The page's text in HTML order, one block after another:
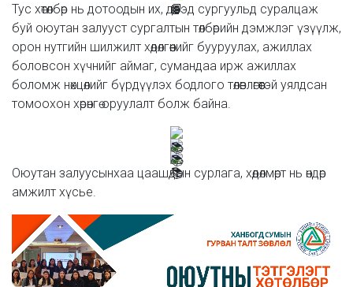
Тус хөтөлбөр нь дотоодын их, дээд сургуульд суралцаж
буй оюутан залууст сургалтын төлбөрийн дэмжлэг үзүүлж,
орон нутгийн шилжилт хөдөлгөөнийг бууруулах, ажиллах
боловсон хүчнийг аймаг, сумандаа ирж ажиллах
боломж нөхцөлийг бүрдүүлэх бодлого төлөвлөгөөтэй уялдсан
томоохон хөрөнгө оруулалт болж байна.
Оюутан залуусынхаа цаашдын сурлага, хөдөлмөрт нь өндөр
амжилт хүсье.